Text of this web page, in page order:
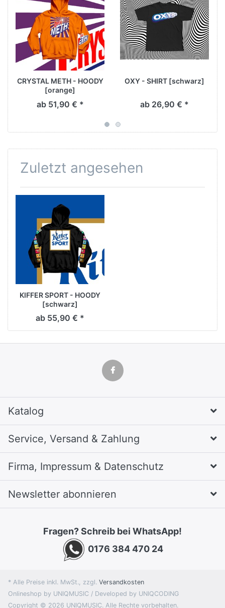
CRYSTAL METH - HOODY
[orange]
ab 51,90 € *
OXY - SHIRT [schwarz]
ab 26,90 € *
Zuletzt angesehen
KIFFER SPORT - HOODY
[schwarz]
ab 55,90 € *
Katalog
Service, Versand & Zahlung
Firma, Impressum & Datenschutz
Newsletter abonnieren
Fragen? Schreib bei WhatsApp!
0176 384 470 24
* Alle Preise inkl. MwSt., zzgl. Versandkosten
Onlineshop by UNIQMUSIC / Developed by UNIQCODING
Copyright © 2026 UNIQMUSIC. Alle Rechte vorbehalten.